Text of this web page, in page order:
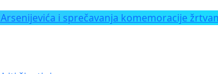
i sprečavanja komemoracije